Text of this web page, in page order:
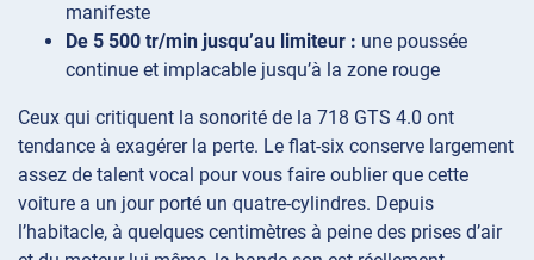
manifeste
De 5 500 tr/min jusqu’au limiteur : une poussée
continue et implacable jusqu’à la zone rouge
Ceux qui critiquent la sonorité de la 718 GTS 4.0 ont
tendance à exagérer la perte. Le flat-six conserve largement
assez de talent vocal pour vous faire oublier que cette
voiture a un jour porté un quatre-cylindres. Depuis
l’habitacle, à quelques centimètres à peine des prises d’air